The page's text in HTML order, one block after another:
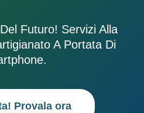
Futuro! Servizi Alla
A Portata Di
Provala ora